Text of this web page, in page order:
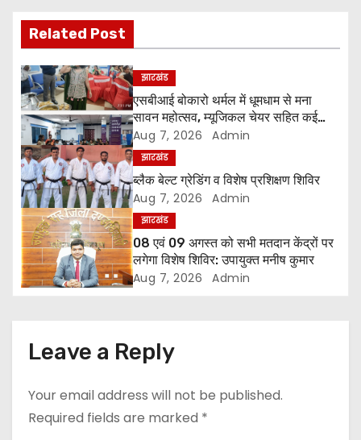
t
n
a
v
i
g
a
t
i
n
Related Post
झारखंड
एसबीआई बोकारो थर्मल में धूमधाम से मना
सावन महोत्सव, म्यूजिकल चेयर सहित कई
प्रतियोगिताओं में महिलाओं ने दिखाया उत्साह
Aug 7, 2026 Admin
झारखंड
ब्लैक बेल्ट ग्रेडिंग व विशेष प्रशिक्षण शिविर
Aug 7, 2026 Admin
झारखंड
08 एवं 09 अगस्त को सभी मतदान केंद्रों पर
लगेगा विशेष शिविर: उपायुक्त मनीष कुमार
Aug 7, 2026 Admin
Leave a Reply
Your email address will not be published.
Required fields are marked *